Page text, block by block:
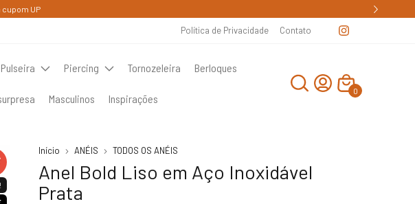
cupom UP
Política de Privacidade Contato
Pulseira Piercing Tornozeleira Berloques
Masculinos Inspirações
0
Início ANÉIS TODOS OS ANÉIS
Anel Bold Liso em Aço Inoxidável
Prata